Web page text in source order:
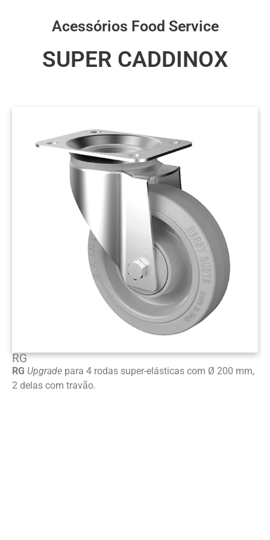
Acessórios Food Service
SUPER CADDINOX
RG
RG Upgrade para 4 rodas super-elásticas com Ø 200 mm,
2 delas com travão.